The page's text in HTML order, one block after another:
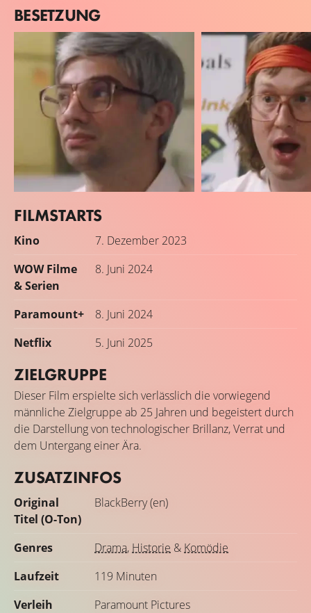
BESETZUNG
Jay Baruchel
Mike Lazaridis
FILMSTARTS
Kino
7. Dezember 2023
WOW Filme
& Serien
8. Juni 2024
Paramount+
8. Juni 2024
Netflix
5. Juni 2025
ZIELGRUPPE
Dieser Film erspielte sich verlässlich die vorwiegend
männliche Zielgruppe ab 25 Jahren und begeistert durch
die Darstellung von technologischer Brillanz, Verrat und
dem Untergang einer Ära.
ZUSATZINFOS
Original
Titel (O-Ton)
BlackBerry (en)
Genres Drama, Historie & Komödie
Laufzeit
119 Minuten
Verleih
Paramount Pictures